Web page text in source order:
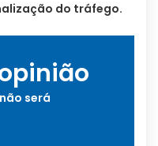
do tráfego.
será